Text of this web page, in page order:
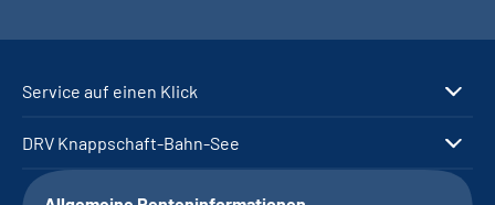
Service auf einen Klick
DRV Knappschaft-Bahn-See